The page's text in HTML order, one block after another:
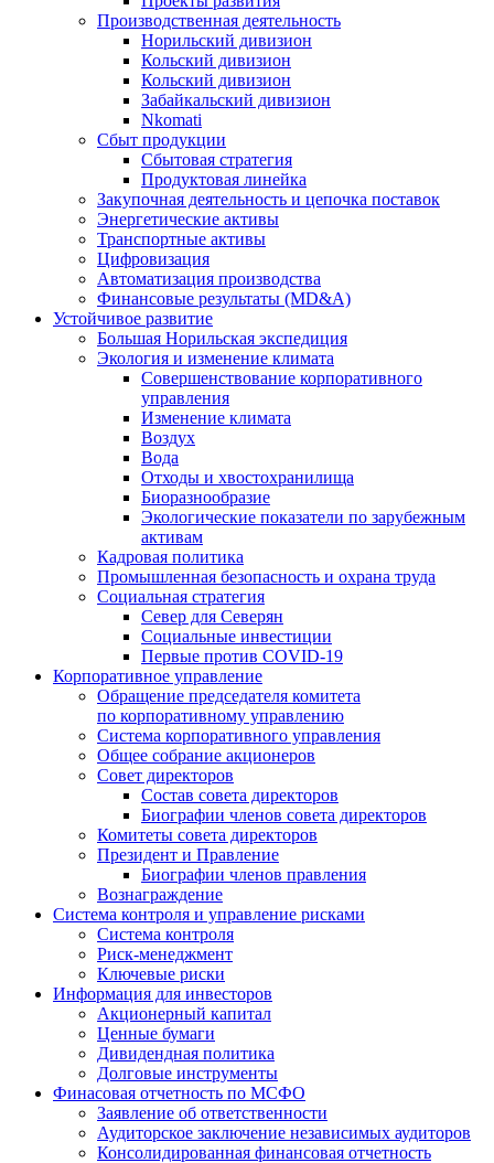
Производственная деятельность
Норильский дивизион
Кольский дивизион
Кольский дивизион
Забайкальский дивизион
Nkomati
Сбыт продукции
Сбытовая стратегия
Продуктовая линейка
Закупочная деятельность и цепочка поставок
Энергетические активы
Транспортные активы
Цифровизация
Автоматизация производства
Финансовые результаты (MD&A)
Устойчивое развитие
Большая Норильская экспедиция
Экология и изменение климата
Совершенствование корпоративного
управления
Изменение климата
Воздух
Вода
Отходы и хвостохранилища
Биоразнообразие
Экологические показатели по зарубежным
активам
Кадровая политика
Промышленная безопасность и охрана труда
Социальная стратегия
Север для Северян
Социальные инвестиции
Первые против COVID‑19
Корпоративное управление
Обращение председателя комитета
по корпоративному управлению
Система корпоративного управления
Общее собрание акционеров
Совет директоров
Состав совета директоров
Биографии членов совета директоров
Комитеты совета директоров
Президент и Правление
Биографии членов правления
Вознаграждение
Система контроля и управление рисками
Система контроля
Риск-менеджмент
Ключевые риски
Информация для инвесторов
Акционерный капитал
Ценные бумаги
Дивидендная политика
Долговые инструменты
Финасовая отчетность по МСФО
Заявление об ответственности
Аудиторское заключение независимых аудиторов
Консолидированная финансовая отчетность